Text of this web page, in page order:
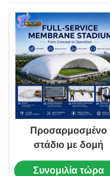
Προσαρμοσμένο
στάδιο με δομή
μεμβράνης που
υποστηρίζεται από
Συνομιλία τώρα